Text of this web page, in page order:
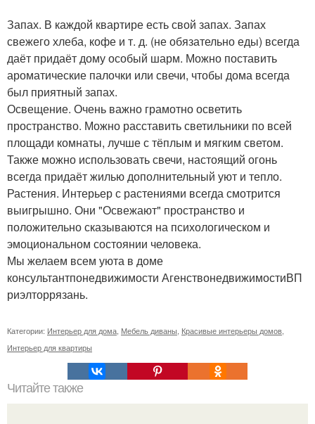
Запах. В каждой квартире есть свой запах. Запах
свежего хлеба, кофе и т. д. (не обязательно еды) всегда
даёт придаёт дому особый шарм. Можно поставить
ароматические палочки или свечи, чтобы дома всегда
был приятный запах.
Освещение. Очень важно грамотно осветить
пространство. Можно расставить светильники по всей
площади комнаты, лучше с тёплым и мягким светом.
Также можно использовать свечи, настоящий огонь
всегда придаёт жилью дополнительный уют и тепло.
Растения. Интерьер с растениями всегда смотрится
выигрышно. Они "Освежают" пространство и
положительно сказываются на психологическом и
эмоциональном состоянии человека.
Мы желаем всем уюта в доме
консультантпонедвижимости АгенствонедвижимостиВП
риэлторрязань.
Категории: Интерьер для дома, Мебель диваны, Красивые интерьеры домов,
Интерьер для квартиры
Читайте также